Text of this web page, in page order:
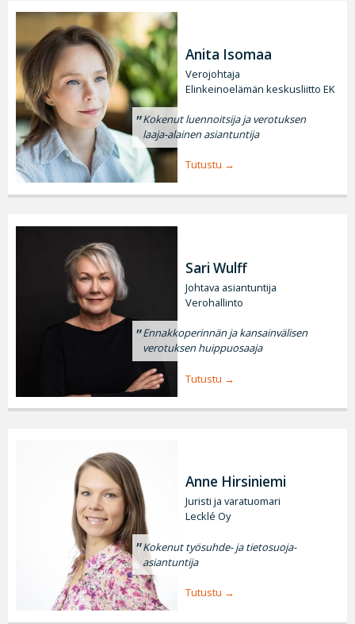
Anita Isomaa
Verojohtaja
Elinkeinoelämän keskusliitto EK
Kokenut luennoitsija ja verotuksen
laaja-alainen asiantuntija
Tutustu
Sari Wulff
Johtava asiantuntija
Verohallinto
Ennakkoperinnän ja kansainvälisen
verotuksen huippuosaaja
Tutustu
Anne Hirsiniemi
Juristi ja varatuomari
Lecklé Oy
Kokenut työsuhde- ja tietosuoja-
asiantuntija
Tutustu